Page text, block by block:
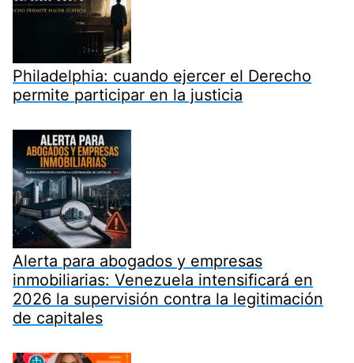
Philadelphia: cuando ejercer el Derecho
permite participar en la justicia
Alerta para abogados y empresas
inmobiliarias: Venezuela intensificará en
2026 la supervisión contra la legitimación
de capitales